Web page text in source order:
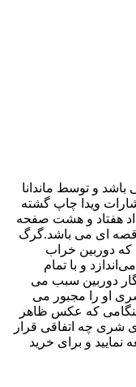
باشد و توسط ماندانا
ویدا چاپ گشته
هفتاد و هشت صفحه
ای می باشد.گرگ
که دوربین خراب
و با تمام
دوربین سبب می
او را مجبور می
هنگامی که عکس ظاهر
چه اتفاقی قرار
نمایید و برای خرید